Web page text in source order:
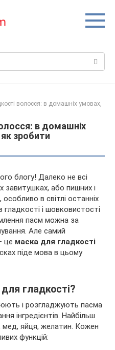
волосся: в домашніх умовах,
в домашніх
зробити
блогу! Далеко не всі
завитушках, або пишних і
в світлі останніх
і шовковистості
пасм можна за
Але самий
це маска для гладкості
піде мова в цьому
гладкості?
і розгладжують пасма
інгредієнтів. Найбільш
мед, яйця, желатин. Кожен
функцій: